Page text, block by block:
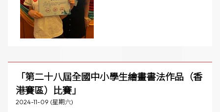
「第二十八屆全國中小學生繪畫書法作品（香
港賽區）比賽」
2024-11-09 (星期六)